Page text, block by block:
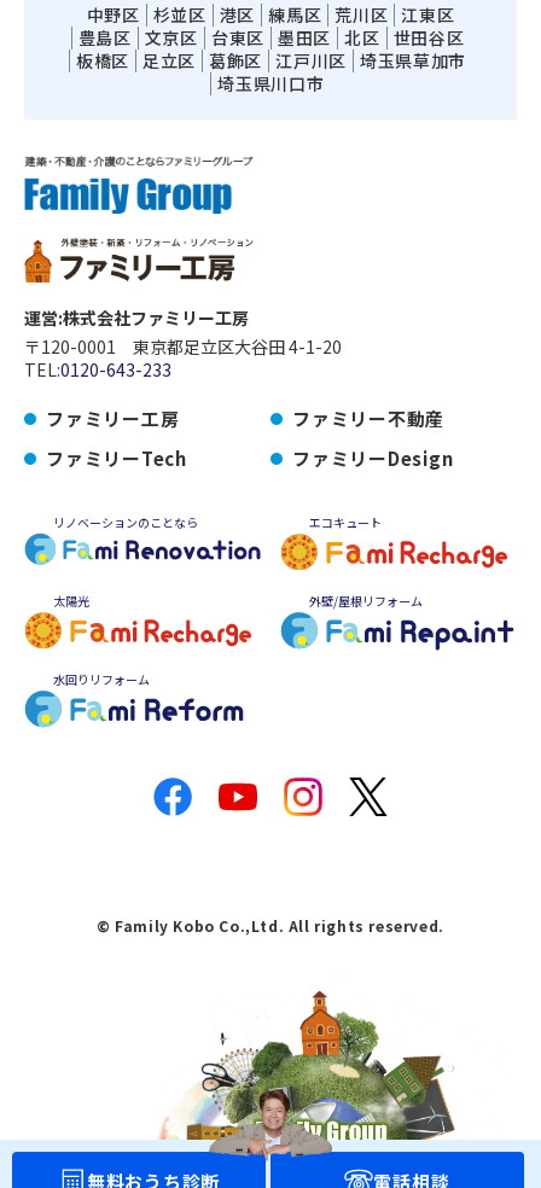
中野区 杉並区 港区 練馬区 荒川区 江東区
豊島区 文京区 台東区 墨田区 北区 世田谷区
板橋区
足立区 葛飾区 江戸川区 埼玉県草加市
埼玉県川口市
運営:株式会社ファミリー工房
〒120-0001 東京都足立区大谷田 4-1-20
TEL:0120-643-233
ファミリー工房
ファミリー不動産
ファミリーTech
ファミリーDesign
リノベーションのことなら エコキュート
太陽光 外壁/屋根リフォーム
水回りリフォーム
© Family Kobo Co.,Ltd. All rights reserved.
無料おうち診断 電話相談